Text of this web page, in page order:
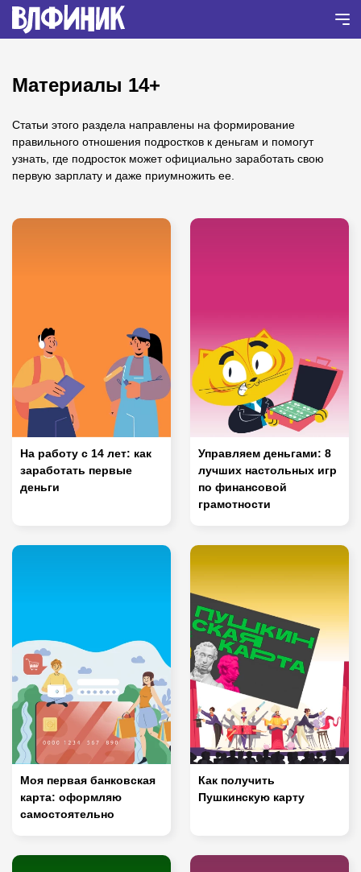
Материалы 14+
Статьи этого раздела направлены на формирование
правильного отношения подростков к деньгам и помогут
узнать, где подросток может официально заработать свою
первую зарплату и даже приумножить ее.
На работу с 14 лет: как
заработать первые
деньги
Управляем деньгами: 8
лучших настольных игр
по финансовой
грамотности
Моя первая банковская
карта: оформляю
самостоятельно
Как получить
Пушкинскую карту